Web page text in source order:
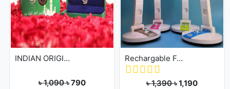
INDIAN ORIGINAL ALLAH BARKAT LOCKET - GOLDEN/SILVER
৳ 1,090৳ 790
Rechargable Folding Table Fan With LED Light
৳ 1,390৳ 1,190